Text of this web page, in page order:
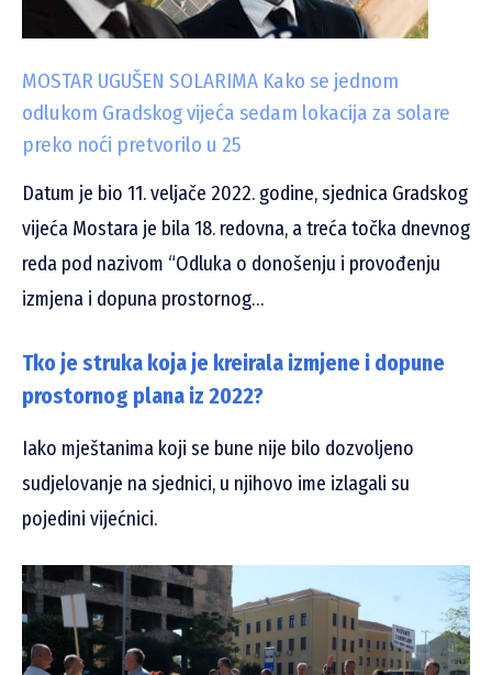
MOSTAR UGUŠEN SOLARIMA Kako se jednom
odlukom Gradskog vijeća sedam lokacija za solare
preko noći pretvorilo u 25
Datum je bio 11. veljače 2022. godine, sjednica Gradskog
vijeća Mostara je bila 18. redovna, a treća točka dnevnog
reda pod nazivom “Odluka o donošenju i provođenju
izmjena i dopuna prostornog…
Tko je struka koja je kreirala izmjene i dopune
prostornog plana iz 2022?
Iako mještanima koji se bune nije bilo dozvoljeno
sudjelovanje na sjednici, u njihovo ime izlagali su
pojedini vijećnici.